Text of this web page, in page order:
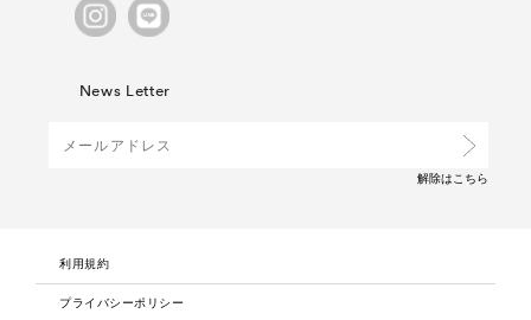
News Letter
解除は こちら
利用規約
プライバシーポリシー